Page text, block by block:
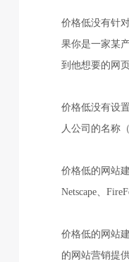
价格低没有针
果你是一家某
到他想要的网
价格低没有设
人公司的名称
价格低的网站
Netscape、
价格低的网站
的网站营销提